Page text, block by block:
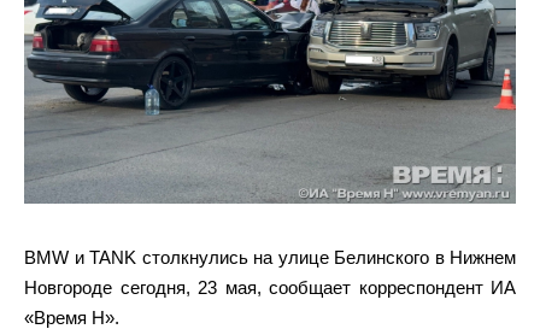
BMW и TANK столкнулись на улице Белинского в Нижнем
Новгороде сегодня, 23 мая, сообщает корреспондент ИА
«Время Н».